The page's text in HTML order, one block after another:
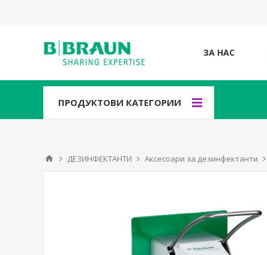
ЗА НАС
ПРОДУКТОВИ КАТЕГОРИИ
ДЕЗИНФЕКТАНТИ Аксесоари за дезинфектанти